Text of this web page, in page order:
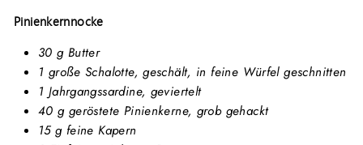
Pinienkernnocke
30 g Butter
1 große Schalotte, geschält, in feine Würfel geschnitten
1 Jahrgangssardine, geviertelt
40 g geröstete Pinienkerne, grob gehackt
15 g feine Kapern